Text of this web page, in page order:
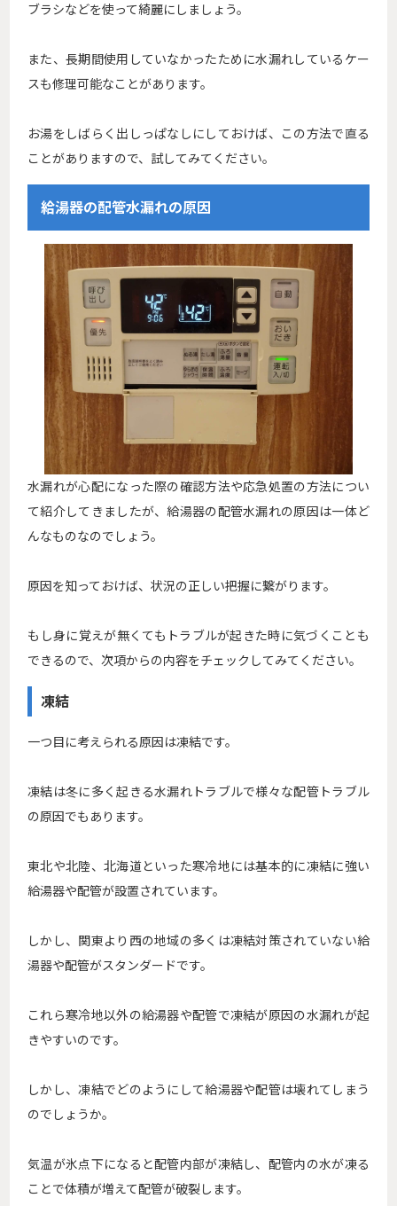
ブラシなどを使って綺麗にしましょう。
また、長期間使用していなかったために水漏れしているケー
スも修理可能なことがあります。
お湯をしばらく出しっぱなしにしておけば、この方法で直る
ことがありますので、試してみてください。
給湯器の配管水漏れの原因
水漏れが心配になった際の確認方法や応急処置の方法につい
て紹介してきましたが、給湯器の配管水漏れの原因は一体ど
んなものなのでしょう。
原因を知っておけば、状況の正しい把握に繋がります。
もし身に覚えが無くてもトラブルが起きた時に気づくことも
できるので、次項からの内容をチェックしてみてください。
凍結
一つ目に考えられる原因は凍結です。
凍結は冬に多く起きる水漏れトラブルで様々な配管トラブル
の原因でもあります。
東北や北陸、北海道といった寒冷地には基本的に凍結に強い
給湯器や配管が設置されています。
しかし、関東より西の地域の多くは凍結対策されていない給
湯器や配管がスタンダードです。
これら寒冷地以外の給湯器や配管で凍結が原因の水漏れが起
きやすいのです。
しかし、凍結でどのようにして給湯器や配管は壊れてしまう
のでしょうか。
気温が氷点下になると配管内部が凍結し、配管内の水が凍る
ことで体積が増えて配管が破裂します。